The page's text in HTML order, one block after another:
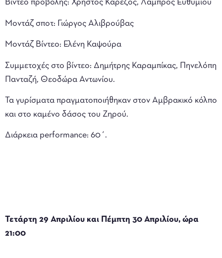
Βίντεο προβολής: Χρήστος Καρέζος, Λάμπρος Ευθυμίου
Μοντάζ σποτ: Γιώργος Αλιβρούβας
Μοντάζ Βίντεο: Ελένη Καψούρα
Συμμετοχές στο βίντεο: Δημήτρης Καραμπίκας, Πηνελόπη
Πανταζή, Θεοδώρα Αντωνίου.
Τα γυρίσματα πραγματοποιήθηκαν στον Αμβρακικό κόλπο
και στο καμένο δάσος του Ζηρού.
Διάρκεια performance: 60΄.
Τετάρτη 29 Απριλίου και Πέμπτη 30 Απριλίου, ώρα
21:00